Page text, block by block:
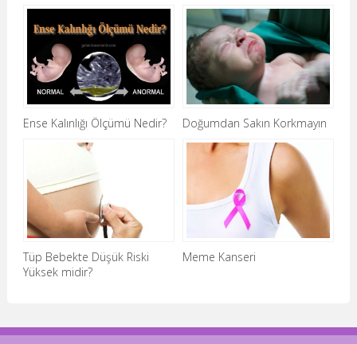
Ense Kalınlığı Ölçümü Nedir? Doğumdan Sakın Korkmayın
Tüp Bebekte Düşük Riski
Yüksek midir?
Meme Kanseri